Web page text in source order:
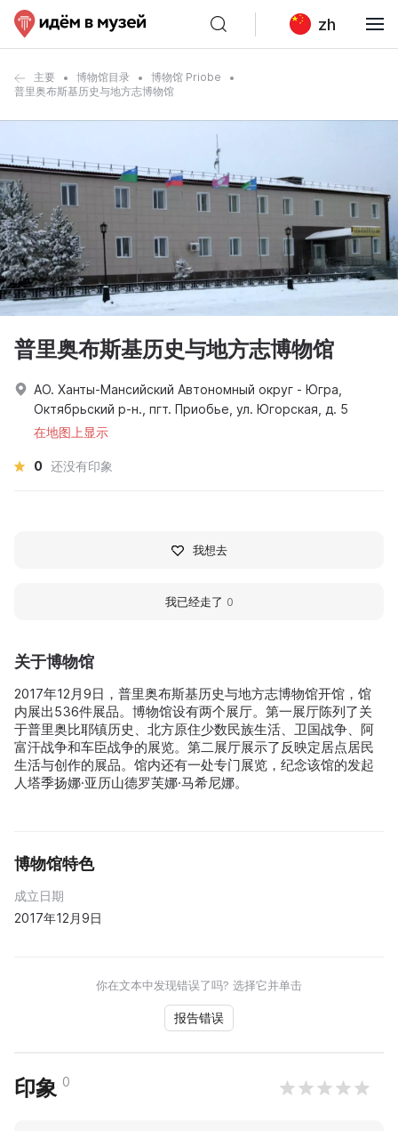
zh
主要 博物馆目录
博物馆 Priobe
普里奥布斯基历史与地方志博物馆
关于博物馆
2017年12月9日，普里奥布斯基历史与地方志博物馆开馆，馆
内展出536件展品。博物馆设有两个展厅。第一展厅陈列了关
于普里奥比耶镇历史、北方原住少数民族生活、卫国战争、阿
富汗战争和车臣战争的展览。第二展厅展示了反映定居点居民
生活与创作的展品。馆内还有一处专门展览，纪念该馆的发起
人塔季扬娜·亚历山德罗芙娜·马希尼娜。
博物馆特色
成立日期
2017年12月9日
你在文本中发现错误了吗? 选择它并单击
报告错误
印象 0
普里奥布斯基历史与地方志博物馆
АО. Ханты-Мансийский Автономный округ - Югра,
Октябрьский р-н., пгт. Приобье, ул. Югорская, д. 5
在地图上显示
0 还没有印象
我想去
我已经走了 0